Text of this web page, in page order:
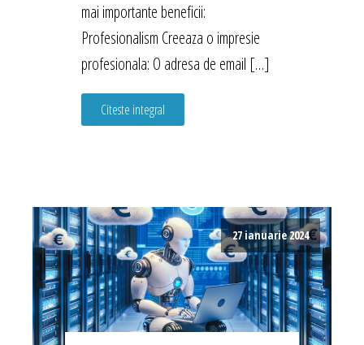
mai importante beneficii:
Profesionalism Creeaza o impresie
profesionala: O adresa de email […]
Citeste integral
27 ianuarie 2024